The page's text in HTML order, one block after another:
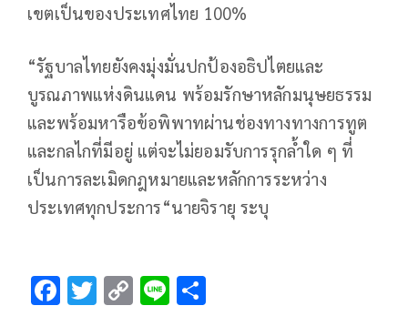
เขตเป็นของประเทศไทย 100%
“รัฐบาลไทยยังคงมุ่งมั่นปกป้องอธิปไตยและ
บูรณภาพแห่งดินแดน พร้อมรักษาหลักมนุษยธรรม
และพร้อมหารือข้อพิพาทผ่านช่องทางทางการทูต
และกลไกที่มีอยู่ แต่จะไม่ยอมรับการรุกล้ำใด ๆ ที่
เป็นการละเมิดกฎหมายและหลักการระหว่าง
ประเทศทุกประการ“นายจิรายุ ระบุ
F T C Li